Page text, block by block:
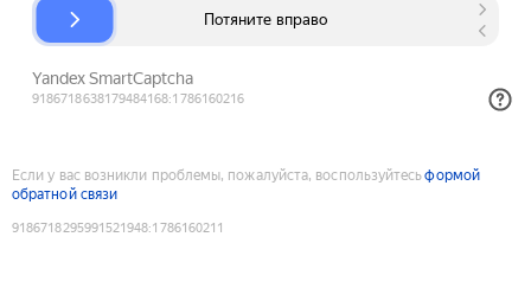
Если у вас возникли проблемы, пожалуйста, воспользуйтесьформой
обратной связи
9186718295991521948:1786160211